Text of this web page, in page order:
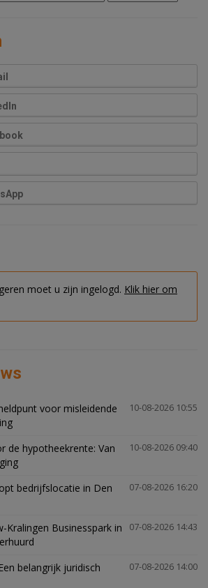
moet u zijn ingelogd. Klik hier om
10-08-2026 10:55
voor misleidende
10-08-2026 09:40
de hypotheekrente: Van
07-08-2026 16:20
bedrijfslocatie in Den
07-08-2026 14:43
Kralingen Businesspark in
07-08-2026 14:00
belangrijk juridisch